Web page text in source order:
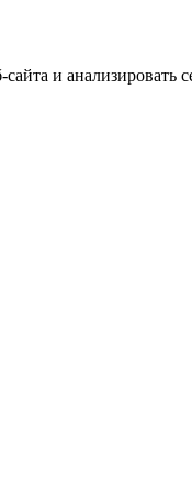
и анализировать